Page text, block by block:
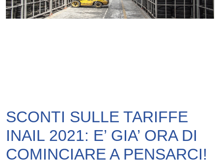
SCONTI SULLE TARIFFE
INAIL 2021: E’ GIA’ ORA DI
COMINCIARE A PENSARCI!